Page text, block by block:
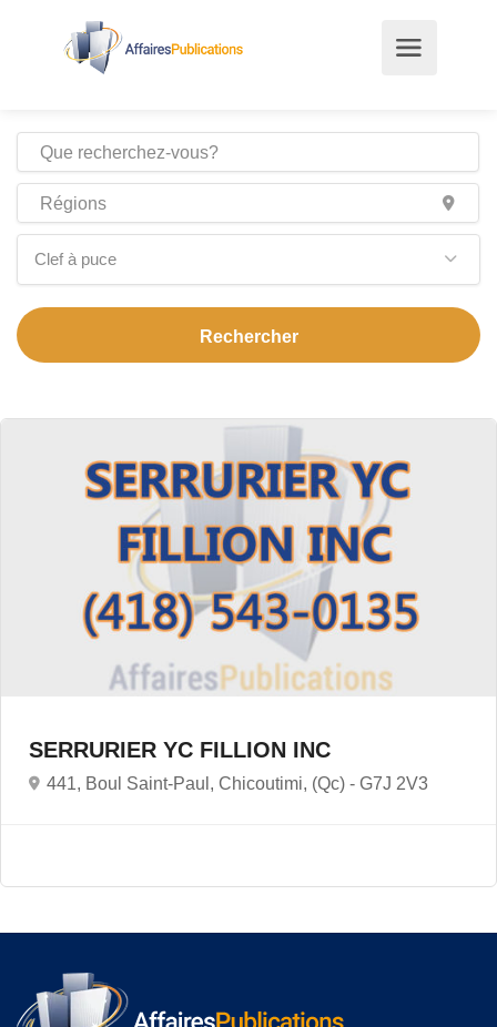
Clef à puce
SERRURIER YC FILLION INC
441, Boul Saint-Paul, Chicoutimi, (Qc) - G7J 2V3